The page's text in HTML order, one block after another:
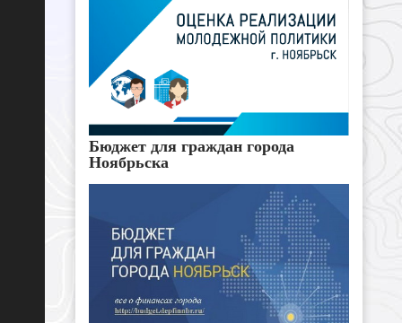
Бюджет для граждан города
Ноябрьска